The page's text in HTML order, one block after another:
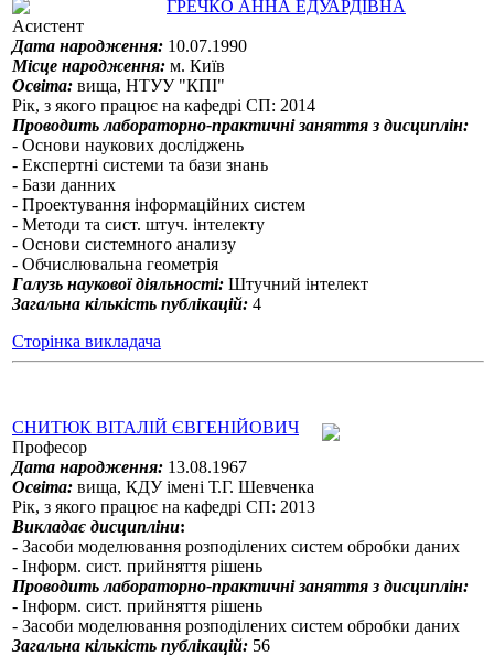
ГРЕЧКО АННА ЕДУАРДІВНА
Асистент
Дата народження: 10.07.1990
Місце народження: м. Київ
Освіта: вища, НТУУ "КПІ"
Рік, з якого працює на кафедрі СП: 2014
Проводить лабораторно-практичні заняття з дисциплін:
- Основи наукових досліджень
- Експертні системи та бази знань
- Бази данних
- Проектування інформаційних систем
- Методи та сист. штуч. інтелекту
- Основи системного анализу
- Обчислювальна геометрія
Галузь наукової діяльності: Штучний інтелект
Загальна кількість публікацій: 4
Сторінка викладача
СНИТЮК ВІТАЛІЙ ЄВГЕНІЙОВИЧ
Професор
Дата народження: 13.08.1967
Освіта: вища, КДУ імені Т.Г. Шевченка
Рік, з якого працює на кафедрі СП: 2013
Викладає дисципліни:
- Засоби моделювання розподілених систем обробки даних
- Інформ. сист. прийняття рішень
Проводить лабораторно-практичні заняття з дисциплін:
- Інформ. сист. прийняття рішень
- Засоби моделювання розподілених систем обробки даних
Загальна кількість публікацій: 56